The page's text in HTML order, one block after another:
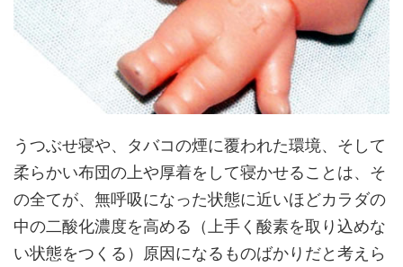
うつぶせ寝や、タバコの煙に覆われた環境、そして
柔らかい布団の上や厚着をして寝かせることは、そ
の全てが、無呼吸になった状態に近いほどカラダの
中の二酸化濃度を高める（上手く酸素を取り込めな
い状態をつくる）原因になるものばかりだと考えら